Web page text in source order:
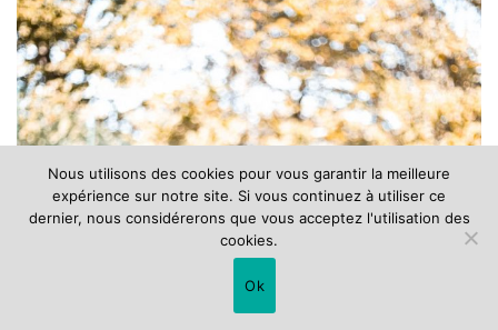
Nous utilisons des cookies pour vous garantir la meilleure
expérience sur notre site. Si vous continuez à utiliser ce
dernier, nous considérerons que vous acceptez l'utilisation des
cookies.
Ok